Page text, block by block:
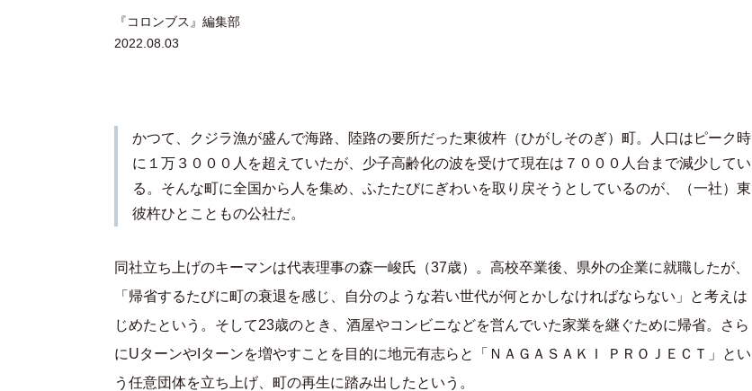
『コロンブス』編集部
2022.08.03
かつて、クジラ漁が盛んで海路、陸路の要所だった東彼杵（ひがしそのぎ）町。人口はピーク時
に１万３０００人を超えていたが、少子高齢化の波を受けて現在は７０００人台まで減少してい
る。そんな町に全国から人を集め、ふたたびにぎわいを取り戻そうとしているのが、（一社）東
彼杵ひとこともの公社だ。
同社立ち上げのキーマンは代表理事の森一峻氏（37歳）。高校卒業後、県外の企業に就職したが、
「帰省するたびに町の衰退を感じ、自分のような若い世代が何とかしなければならない」と考えは
じめたという。そして23歳のとき、酒屋やコンビニなどを営んでいた家業を継ぐために帰省。さら
にUターンやIターンを増やすことを目的に地元有志らと「ＮＡＧＡＳＡＫＩ ＰＲＯＪＥＣＴ」とい
う任意団体を立ち上げ、町の再生に踏み出したという。